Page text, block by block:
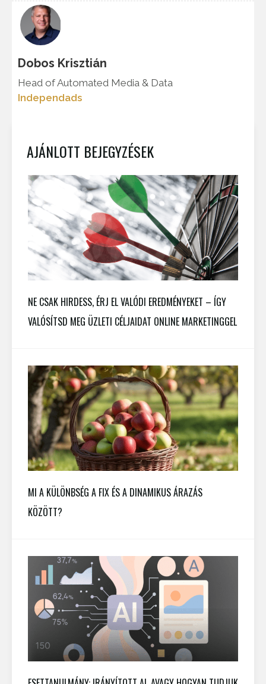
AJÁNLOTT BEJEGYZÉSEK
NE CSAK HIRDESS, ÉRJ EL VALÓDI EREDMÉNYEKET – ÍGY
VALÓSÍTSD MEG ÜZLETI CÉLJAIDAT ONLINE MARKETINGGEL
MI A KÜLÖNBSÉG A FIX ÉS A DINAMIKUS ÁRAZÁS
KÖZÖTT?
Dobos Krisztián
Head of Automated Media & Data
Independads